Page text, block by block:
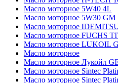
Масло моторное 5W40 4L
Масло моторное 5W30 GM
Масло моторное
Масло моторное FUCHS
Масло моторное LUKOIL
Масло моторное
Масло моторное Лукойл
Масло моторное Sintec
Масло моторное Sintec